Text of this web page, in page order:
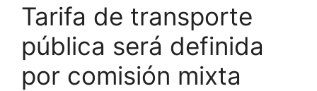
Tarifa de transporte
pública será definida
por comisión mixta